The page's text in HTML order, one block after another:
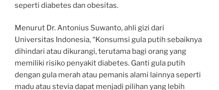
seperti diabetes dan obesitas.
Menurut Dr. Antonius Suwanto, ahli gizi dari
Universitas Indonesia, “Konsumsi gula putih sebaiknya
dihindari atau dikurangi, terutama bagi orang yang
memiliki risiko penyakit diabetes. Ganti gula putih
dengan gula merah atau pemanis alami lainnya seperti
madu atau stevia dapat menjadi pilihan yang lebih